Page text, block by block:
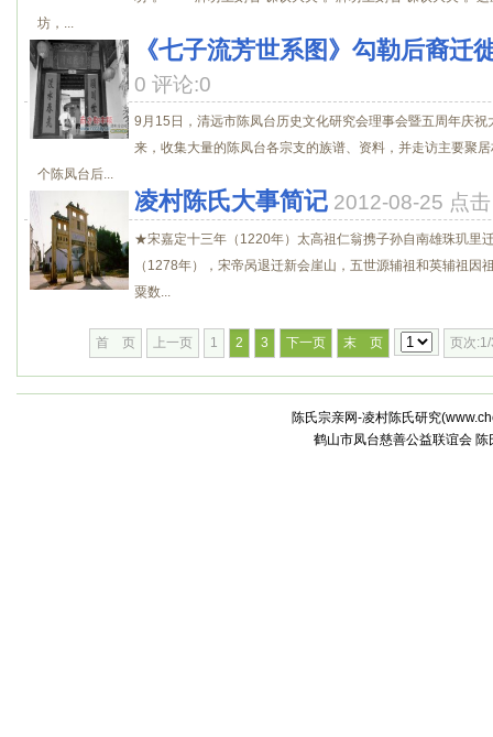
坊，...
《七子流芳世系图》勾勒后裔迁
0 评论:0
9月15日，清远市陈凤台历史文化研究会理事会暨五周年庆
来，收集大量的陈凤台各宗支的族谱、资料，并走访主要聚
个陈凤台后...
凌村陈氏大事简记 2012-08-25 点
★宋嘉定十三年（1220年）太高祖仁翁携子孙自南雄珠玑里
（1278年），宋帝呙退迁新会崖山，五世源辅祖和英辅祖因
粟数...
首 页 上一页 1 2 3 下一页 末 页 页次
陈氏宗亲网-凌村陈氏研究(
鹤山市凤台慈善公益联谊会